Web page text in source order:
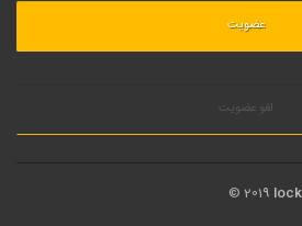
لغو عضویت
© 2019